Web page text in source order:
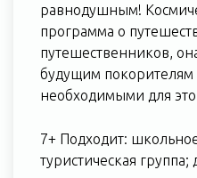
равнодушным!
программа о
путешественников,
будущим
необходимыми для
7+ Подходит:
туристическая